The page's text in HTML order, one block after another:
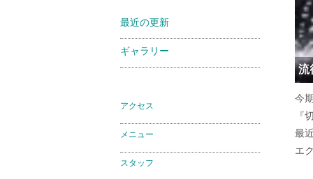
流
今
『
最
エ
最近の更新
ギャラリー
アクセス
メニュー
スタッフ